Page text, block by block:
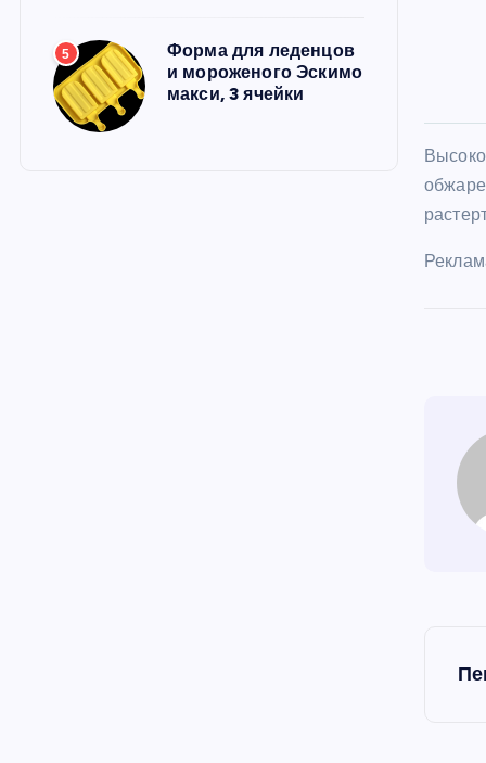
5
Форма для леденцов
и мороженого Эскимо
макси, 3 ячейки
Н